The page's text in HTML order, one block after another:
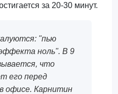
за 20-30 минут.
"пью
ноль". В 9
что
его перед
офисе. Карнитин